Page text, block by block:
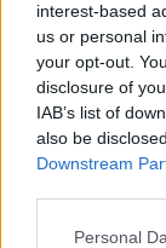
interest-based
us or personal
your opt-out.
disclosure of
IAB’s list of
also be
Downstream
Personal
ΤΟΥΡΙΣΜΟΣ
Περισσότερες
παραλίες
Μυτιλήνης
Νέες
Τάρτι,
Μυστεγνών,
αυτόνομης
ήδη σε Κανόνι,
Τσαμάκια